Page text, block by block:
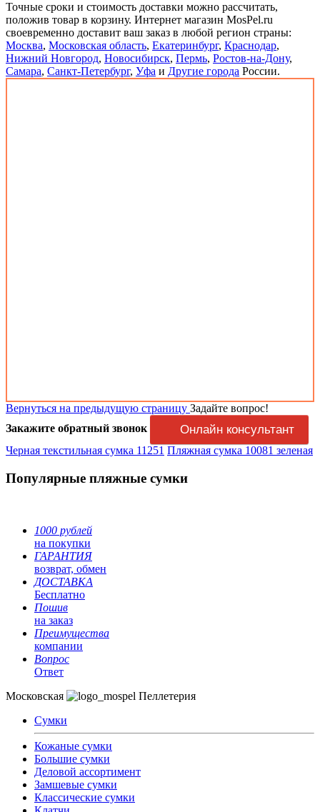
Точные сроки и стоимость доставки можно рассчитать,
положив товар в корзину. Интернет магазин MosPel.ru
своевременно доставит ваш заказ в любой регион страны:
Москва, Московская область, Екатеринбург, Краснодар,
Нижний Новгород, Новосибирск, Пермь, Ростов-на-Дону,
Самара, Санкт-Петербург, Уфа и Другие города России.
Вернуться на предыдущую страницу Задайте вопрос!
Закажите обратный звонок
Онлайн консультант
Черная текстильная сумка 11251 Пляжная сумка 10081 зеленая
Популярные пляжные сумки
1000 рублей
на покупки
ГАРАНТИЯ
возврат, обмен
ДОСТАВКА
Бесплатно
Пошив
на заказ
Преимущества
компании
Вопрос
Ответ
Московская
Пеллетерия
Сумки
Кожаные сумки
Большие сумки
Деловой ассортимент
Замшевые сумки
Классические сумки